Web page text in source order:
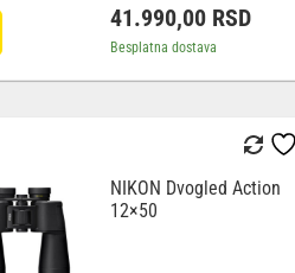
41.990,00 RSD
Besplatna dostava
NIKON Dvogled Action
12×50